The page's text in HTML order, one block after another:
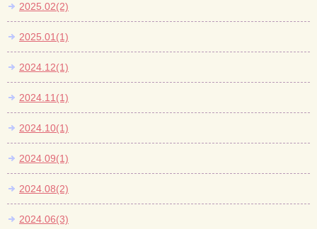
2025.02(2)
2025.01(1)
2024.12(1)
2024.11(1)
2024.10(1)
2024.09(1)
2024.08(2)
2024.06(3)